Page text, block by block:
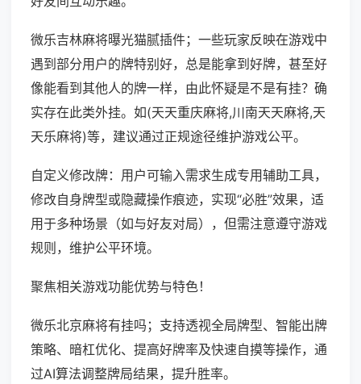
微乐吉林麻将曝光猫腻插件；一些玩家反映在游戏中
遇到部分用户的牌特别好，总是能拿到好牌，甚至好
像能看到其他人的牌一样，由此怀疑是不是有挂？确
实存在此类外挂。如(天天重庆麻将,川南天天麻将,天
天乐麻将)等，建议通过正规途径维护游戏公平。
自定义修改牌：用户可输入需求生成专用辅助工具，
修改自身牌型或隐藏操作痕迹，实现“必胜”效果，适
用于多种场景（如与好友对局），但需注意遵守游戏
规则，维护公平环境。
聚焦相关游戏功能优势与特色！
微乐北京麻将有挂吗；支持透视全局牌型、智能出牌
策略、暗杠优化、提高好牌率及快速自摸等操作，通
过AI算法调整牌局结果，提升胜率。